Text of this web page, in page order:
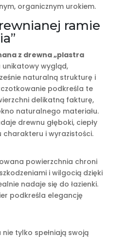
organicznym urokiem.
ramie
z drewna „plastra
wygląd,
naturalną strukturę i
podkreśla te
delikatną fakturę,
naturalnego materiału.
drewnu głęboki, ciepły
charakteru i wyrazistości.
powierzchnia chroni
i wilgocią dzięki
nadaje się do łazienki.
podkreśla elegancję
tylko spełniają swoją